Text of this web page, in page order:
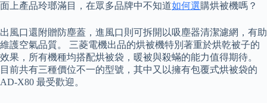
面上產品玲瑯滿目，在眾多品牌中不知道如何選購烘被機嗎？
出風口還附贈防塵蓋，進風口則可拆開以吸塵器清潔濾網，有助
維護空氣品質。 三菱電機出品的烘被機特別著重於烘乾被子的
效果，所有機種均搭配烘被袋，暖被與殺蟎的能力值得期待。
目前共有三種價位不一的型號，其中又以擁有包覆式烘被袋的
AD-X80 最受歡迎。